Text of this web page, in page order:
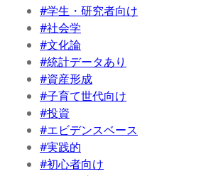
#学生・研究者向け
#社会学
#文化論
#統計データあり
#資産形成
#子育て世代向け
#投資
#エビデンスベース
#実践的
#初心者向け